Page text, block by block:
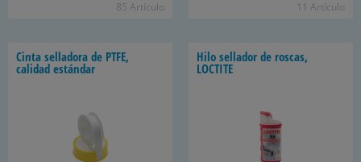
85 Artículo 11 Artículo
Cinta selladora de PTFE,
calidad estándar
Hilo sellador de roscas,
LOCTITE